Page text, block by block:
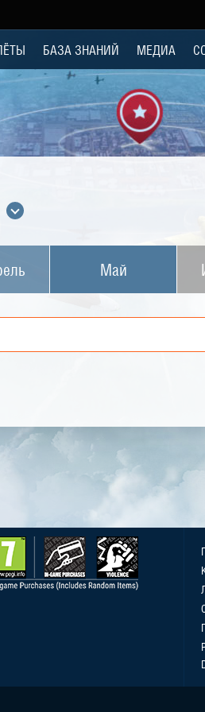
БАЗА ЗНАНИЙ МЕДИА
Май